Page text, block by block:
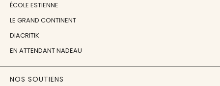
ÉCOLE ESTIENNE
LE GRAND CONTINENT
DIACRITIK
EN ATTENDANT NADEAU
NOS SOUTIENS